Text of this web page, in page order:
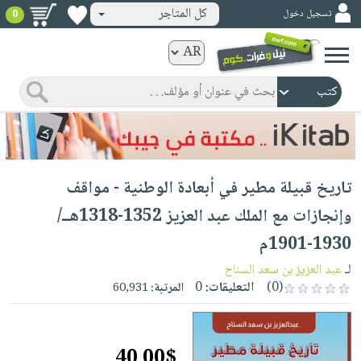
ورقية
المواضيع
صدر
حديثاً
الأكثر
مبيعاً
جوائز
شحن
مخفض
عروض
خاصة
صفحات
مشوقة
كتب
الكترونية
الرئيسية
صدر
حديثاً
الأكثر
مبيعاً
كتب
مجانية
كتب
صوتية
الرئيسية
masmu3
حدود
أطفال
وناشئة
الصفحةوسائل
تسجيل دخول كل المتاجر 0
تاريخ قبيلة مطير في أبعادة الوطنية - مواقف
وإنجازات مع الملك عبد العزيز 1352-1318هــ/
1930-1901م
لـعبد العزيز بن سعد السناح
(0)
التعليقات:0 المرتبة:60,931